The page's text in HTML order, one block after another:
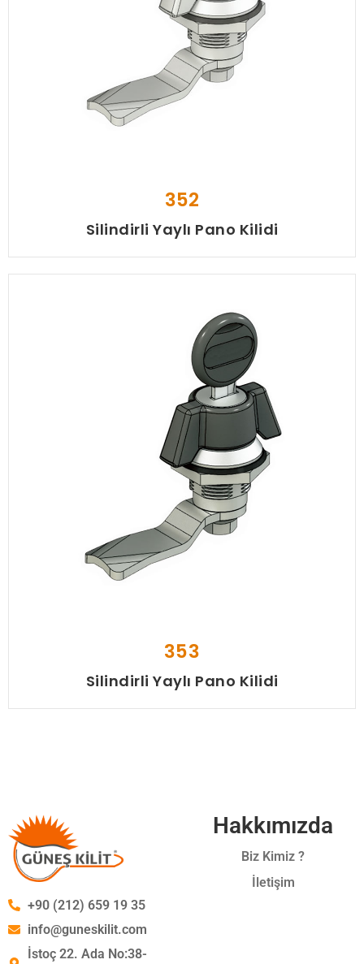
352
Silindirli Yaylı Pano Kilidi
353
Silindirli Yaylı Pano Kilidi
+90 (212) 659 19 35
info@guneskilit.com
İstoç 22. Ada No:38-
Hakkımızda
Biz Kimiz ?
İletişim